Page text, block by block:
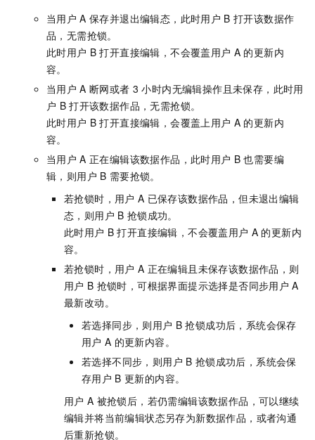
当用户 A 保存并退出编辑态，此时用户 B 打开该数据作
品，无需抢锁。
此时用户 B 打开直接编辑，不会覆盖用户 A 的更新内
容。
当用户 A 断网或者 3 小时内无编辑操作且未保存，此时用
户 B 打开该数据作品，无需抢锁。
此时用户 B 打开直接编辑，会覆盖上用户 A 的更新内
容。
当用户 A 正在编辑该数据作品，此时用户 B 也需要编
辑，则用户 B 需要抢锁。
若抢锁时，用户 A 已保存该数据作品，但未退出编辑
态，则用户 B 抢锁成功。
此时用户 B 打开直接编辑，不会覆盖用户 A 的更新内
容。
若抢锁时，用户 A 正在编辑且未保存该数据作品，则
用户 B 抢锁时，可根据界面提示选择是否同步用户 A
最新改动。
若选择同步，则用户 B 抢锁成功后，系统会保存
用户 A 的更新内容。
若选择不同步，则用户 B 抢锁成功后，系统会保
存用户 B 更新的内容。
用户 A 被抢锁后，若仍需编辑该数据作品，可以继续
编辑并将当前编辑状态另存为新数据作品，或者沟通
后重新抢锁。